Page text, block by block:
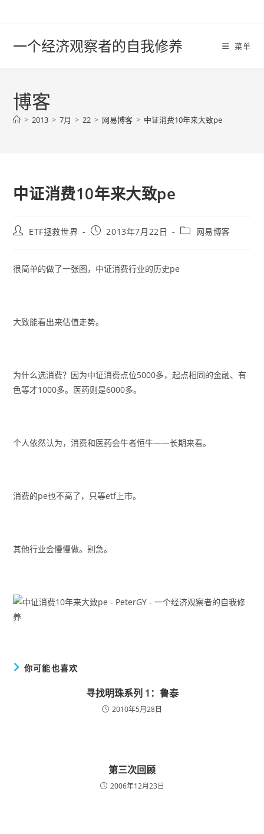
一个经济观察者的自我修养 菜单
博客
> 2013 > 7月 > 22 > 网易博客 > 中证消费10年来大致pe
中证消费10年来大致pe
PostETF拯救世界
Post2013年7月22日
Post网易博客
很简单的做了一张图，中证消费行业的历史pe
大致能看出来估值走势。
为什么选消费？因为中证消费点位5000多，起点相同的金融、有
色等才1000多。医药则是6000多。
个人依然认为，消费和医药会牛者恒牛——长期来看。
消费的pe也不高了，只等etf上市。
其他行业会慢慢做。别急。
你可能也喜欢
寻找明珠系列 1：鲁泰
2010年5月28日
第三次回顾
2006年12月23日